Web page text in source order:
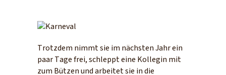
Trotzdem nimmt sie im nächsten Jahr ein
paar Tage frei, schleppt eine Kollegin mit
zum Bützen und arbeitet sie in die